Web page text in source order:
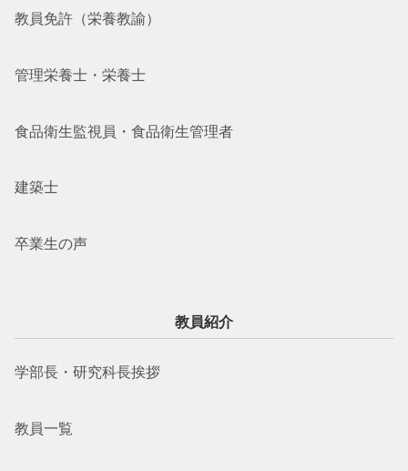
教員免許（栄養教諭）
管理栄養士・栄養士
食品衛生監視員・食品衛生管理者
建築士
卒業生の声
教員紹介
学部長・研究科長挨拶
教員一覧